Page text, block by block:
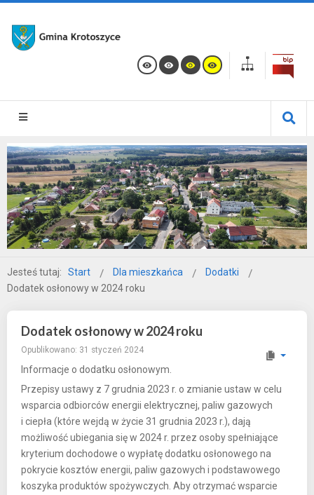
Jesteś tutaj: Start Dla mieszkańca
Dodatki
Dodatek osłonowy w 2024 roku
Dodatek osłonowy w 2024 roku
Opublikowano: 31 styczeń 2024
Informacje o dodatku osłonowym.
Przepisy ustawy z 7 grudnia 2023 r. o zmianie ustaw w celu
wsparcia odbiorców energii elektrycznej, paliw gazowych
i ciepła (które wejdą w życie 31 grudnia 2023 r.), dają
możliwość ubiegania się w 2024 r. przez osoby spełniające
kryterium dochodowe o wypłatę dodatku osłonowego na
pokrycie kosztów energii, paliw gazowych i podstawowego
koszyka produktów spożywczych. Aby otrzymać wsparcie